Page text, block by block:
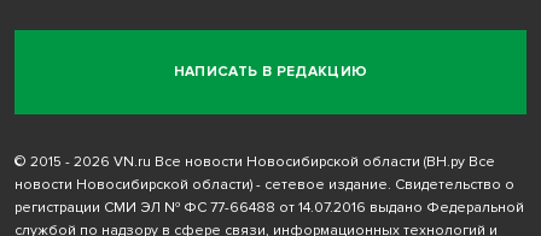
НАПИСАТЬ В РЕДАКЦИЮ
© 2015 - 2026 VN.ru Все новости Новосибирской области (ВН.ру Все
новости Новосибирской области) - сетевое издание. Свидетельство о
регистрации СМИ ЭЛ № ФС 77-66488 от 14.07.2016 выдано Федеральной
службой по надзору в сфере связи, информационных технологий и